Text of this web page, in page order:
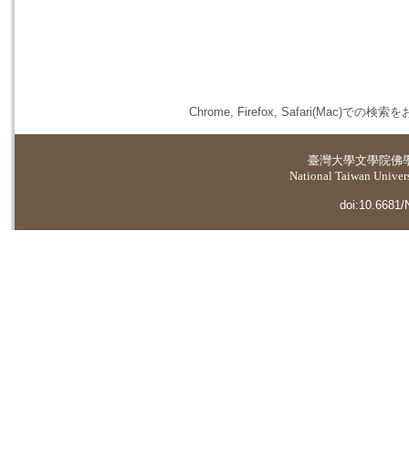
Chrome, Firefox, Safari(Mac)での検索を
臺灣大學文學院佛
National Taiwan
doi:10.6681/